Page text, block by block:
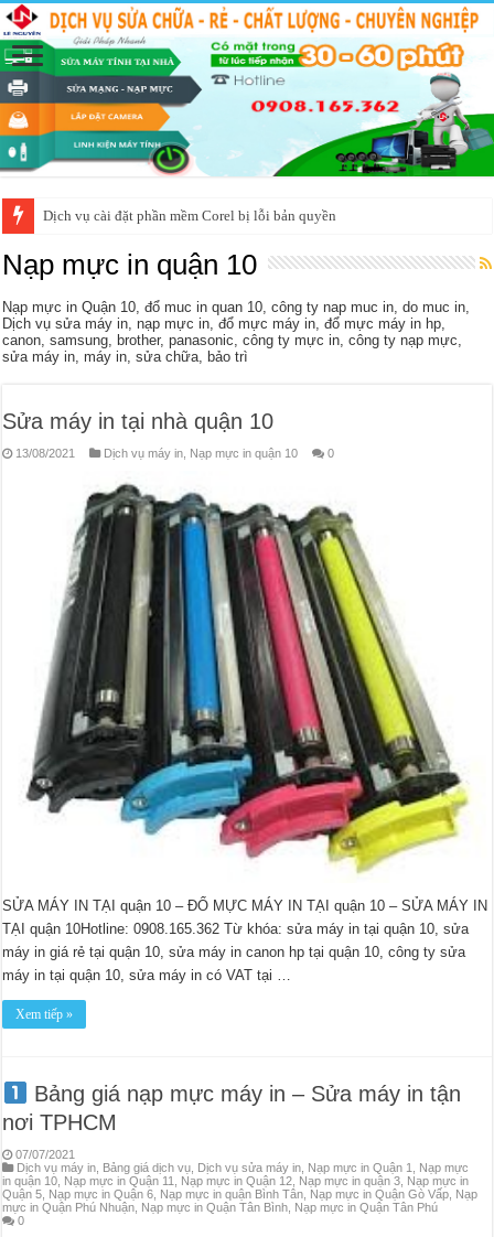
Dịch vụ cài đặt phần mềm Corel bị lỗi bản quyền
Nạp mực in quận 10
Nạp mực in Quận 10, đổ muc in quan 10, công ty nap muc in, do muc in,
Dịch vụ sửa máy in, nạp mực in, đổ mực máy in, đổ mực máy in hp,
canon, samsung, brother, panasonic, công ty mực in, công ty nạp mực,
sửa máy in, máy in, sửa chữa, bảo trì
Sửa máy in tại nhà quận 10
13/08/2021 Dịch vụ máy in Nạp mực in quận 10 0
SỬA MÁY IN TẠI quận 10 – ĐỔ MỰC MÁY IN TẠI quận 10 – SỬA MÁY IN
TẠI quận 10Hotline: 0908.165.362 Từ khóa: sửa máy in tại quận 10, sửa
máy in giá rẻ tại quận 10, sửa máy in canon hp tại quận 10, công ty sửa
máy in tại quận 10, sửa máy in có VAT tại …
Xem tiếp »
Bảng giá nạp mực máy in – Sửa máy in tận
nơi TPHCM
07/07/2021
Dịch vụ máy in Bảng giá dịch vụ Dịch vụ sửa máy in Nạp mực in Quận 1
Nạp mực
in quận 10 Nạp mực in Quận 11 Nạp mực in Quận 12 Nạp mực in quận 3 Nạp mực in
Quận 5 Nạp mực in Quận 6 Nạp mực in quận Bình Tân Nạp mực in Quận Gò Vấp Nạp
mực in Quận Phú Nhuận Nạp mực in Quận Tân Bình Nạp mực in Quận Tân Phú
0